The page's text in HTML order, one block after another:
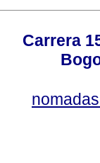
Carrera